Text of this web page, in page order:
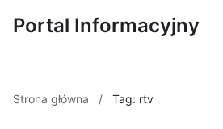
Portal Informacyjny
Strona główna / Tag: rtv